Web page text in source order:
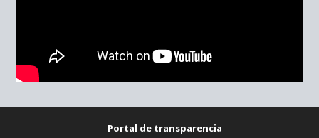
Portal de transparencia